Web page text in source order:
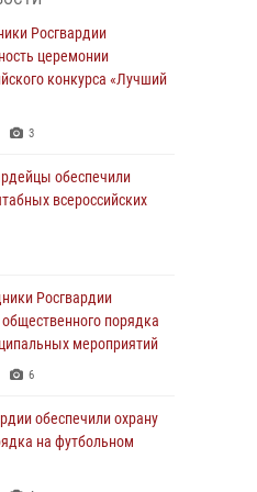
и личный состав
в празднествах,
канонизации Фёдора
Росгвардии
повредившего
жителей
Росгвардии
подозреваемого в
повреждений супруге
Росгвардии
церемонии
конкурса «Лучший
3
обеспечили
всероссийских
Росгвардии
порядка
мероприятий
6
обеспечили охрану
на футбольном